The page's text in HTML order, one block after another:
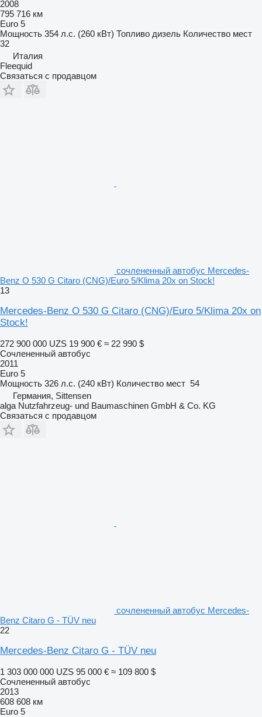
2008
795 716 км
Euro 5
Мощность 354 л.с. (260 кВт) Топливо дизель Количество мест
32
Италия
Fleequid
Связаться с продавцом
сочлененный автобус Mercedes-
Benz O 530 G Citaro (CNG)/Euro 5/Klima 20x on Stock!
13
Mercedes-Benz O 530 G Citaro (CNG)/Euro 5/Klima 20x on
Stock!
272 900 000 UZS 19 900 € ≈ 22 990 $
Сочлененный автобус
2011
Euro 5
Мощность 326 л.с. (240 кВт) Количество мест 54
Германия, Sittensen
alga Nutzfahrzeug- und Baumaschinen GmbH & Co. KG
Связаться с продавцом
сочлененный автобус Mercedes-
Benz Citaro G - TÜV neu
22
Mercedes-Benz Citaro G - TÜV neu
1 303 000 000 UZS 95 000 € ≈ 109 800 $
Сочлененный автобус
2013
608 608 км
Euro 5